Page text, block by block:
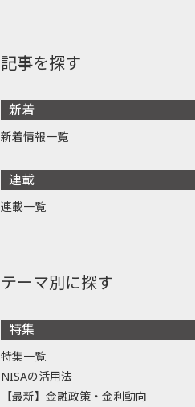
記事を探す
新着
新着情報一覧
連載
連載一覧
テーマ別に探す
特集
特集一覧
NISAの活用法
【最新】金融政策・金利動向